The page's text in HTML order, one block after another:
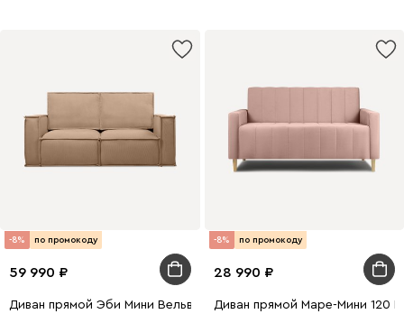
-8% по промокоду
59 990
Диван прямой Эби Мини Вельвет Песочный
-8% по промокоду
28 990
Диван прямой Маре-Мини 120